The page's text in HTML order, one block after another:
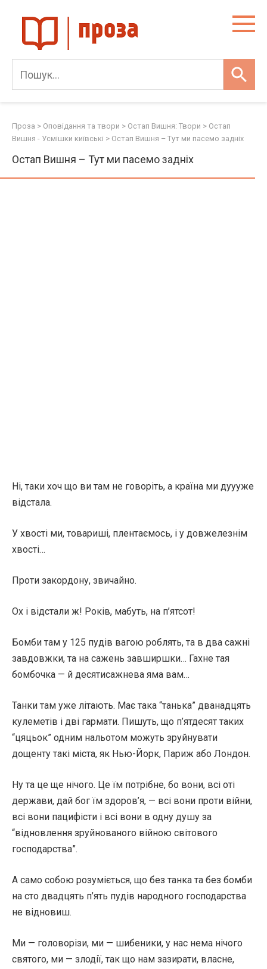
content
Проза > Оповідання та твори > Остап Вишня: Твори > Остап
Вишня - Усмішки київські > Остап Вишня – Тут ми пасемо задніх
Остап Вишня – Тут ми пасемо задніх
Ні, таки хоч що ви там не говоріть, а країна ми дуууже
відстала.
У хвості ми, товариші, плентаємось, і у довжелезнім
хвості…
Проти закордону, звичайно.
Ох і відстали ж! Років, мабуть, на п’ятсот!
Бомби там у 125 пудів вагою роблять, та в два сажні
завдовжки, та на сажень завширшки… Гахне тая
бомбочка — й десятисажнева яма вам…
Танки там уже літають. Має така “танька” дванадцять
кулеметів і дві гармати. Пишуть, що п’ятдесят таких
“цяцьок” одним нальотом можуть зруйнувати
дощенту такі міста, як Нью-Йорк, Париж або Лондон.
Ну та це ще нічого. Це їм потрібне, бо вони, всі оті
держави, дай бог їм здоров’я, — всі вони проти війни,
всі вони пацифісти і всі вони в одну душу за
“відновлення зруйнованого війною світового
господарства”.
А само собою розуміється, що без танка та без бомби
на сто двадцять п’ять пудів народного господарства
не відновиш.
Ми — головорізи, ми — шибеники, у нас нема нічого
святого, ми — злодії, так що нам зазирати, власне,